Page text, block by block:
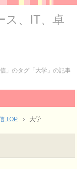
ス、IT、卓
」のタグ「大学」の記事
TOP 大学